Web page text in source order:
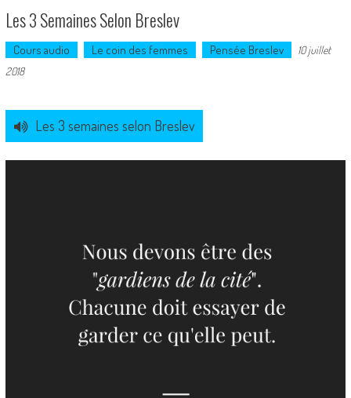
Les 3 Semaines Selon Breslev
Cours audio Le coin des femmes Pensée Breslev
10 juillet
2018
Les 3 semaines selon Breslev